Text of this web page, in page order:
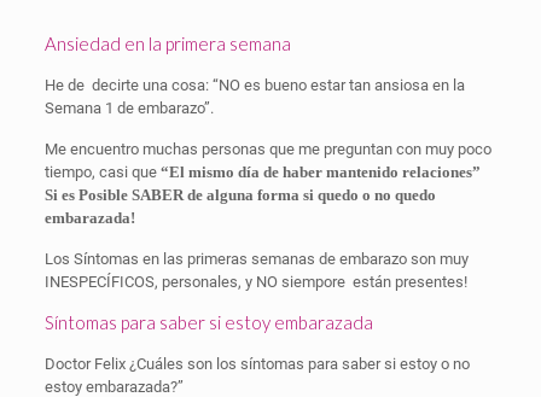
Ansiedad en la primera semana
He de decirte una cosa: “NO es bueno estar tan ansiosa en la
Semana 1 de embarazo”.
Me encuentro muchas personas que me preguntan con muy poco
tiempo, casi que “El mismo día de haber mantenido relaciones”
Si es Posible SABER de alguna forma si quedo o no quedo
embarazada!
Los Síntomas en las primeras semanas de embarazo son muy
INESPECÍFICOS, personales, y NO siempore están presentes!
Síntomas para saber si estoy embarazada
Doctor Felix ¿Cuáles son los síntomas para saber si estoy o no
estoy embarazada?”